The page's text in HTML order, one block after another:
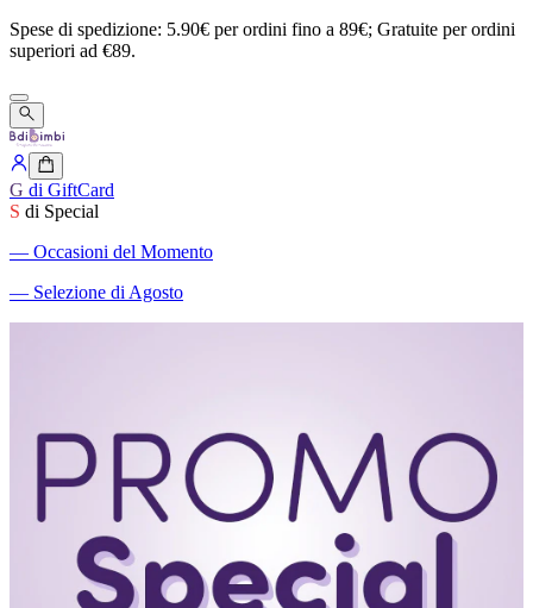
Spese di spedizione: 5.90€ perordini fino a 89€; Gratuite perordini
superiori ad €89.
G di GiftCard
S di Special
― Occasioni del Momento
― Selezione di Agosto